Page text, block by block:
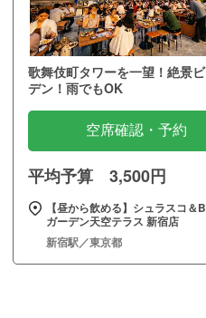
歌舞伎町タワーを一望！絶景
デン！雨でもOK
空席確認・予約
平均予算 3,500円
【昼から飲める】シュラスコ＆
ガーデン天空テラス 新宿店
新宿駅／東京都